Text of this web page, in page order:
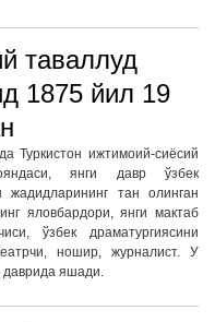
таваллуд
1875 йил 19
Туркистон ижтимоий-сиёсий
янги давр ўзбек
жадидларининг тан олинган
яловбардори, янги мактаб
ўзбек драматургиясини
ношир, журналист. У
даврида яшади.